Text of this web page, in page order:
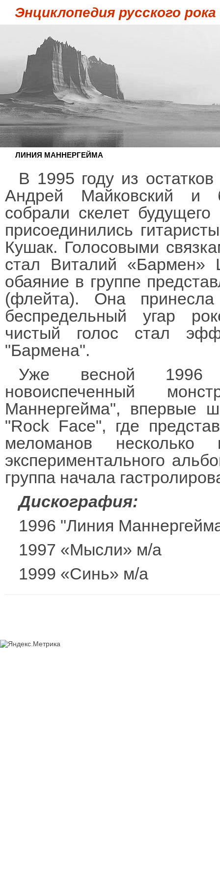
Энциклопедия русского рока
ЛИНИЯ МАННЕРГЕЙМА
В 1995 году из
Андрей Майковский и
собрали скелет
присоединились
Кушак. Голосовыми
стал Виталий «Бармен»
обаяние в группе
(флейта). Она
беспредельный угар
чистый голос стал
"Бармена".
Уже весной 1996
новоиспеченный
Маннергейма", впервые
"Rock Face", где
меломанов
экспериментального
группа начала
Дискография:
1996 "Линия
1997 «Мысли» м/а
1999 «Синь» м/а